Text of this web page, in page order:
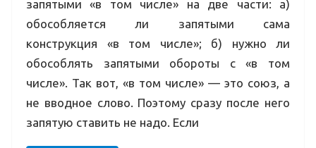
запятыми «в том числе» на две части: а)
обособляется ли запятыми сама
конструкция «в том числе»; б) нужно ли
обособлять запятыми обороты с «в том
числе». Так вот, «в том числе» — это союз, а
не вводное слово. Поэтому сразу после него
запятую ставить не надо. Если